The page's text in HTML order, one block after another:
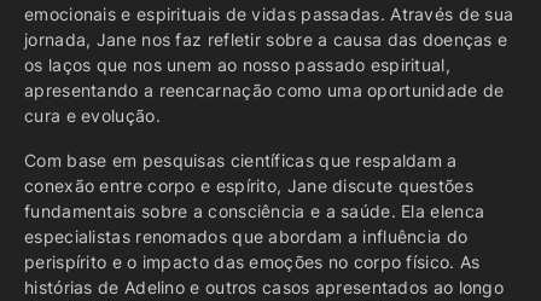
emocionais e espirituais de vidas passadas. Através de sua
jornada, Jane nos faz refletir sobre a causa das doenças e
os laços que nos unem ao nosso passado espiritual,
apresentando a reencarnação como uma oportunidade de
cura e evolução.
Com base em pesquisas científicas que respaldam a
conexão entre corpo e espírito, Jane discute questões
fundamentais sobre a consciência e a saúde. Ela elenca
especialistas renomados que abordam a influência do
perispírito e o impacto das emoções no corpo físico. As
histórias de Adelino e outros casos apresentados ao longo